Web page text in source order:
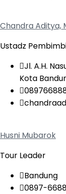
Chandra Aditya,
Ustadz
Jl. A.H.
Kota
Husni Mubarok
Tour Leader
Bandung
0897-